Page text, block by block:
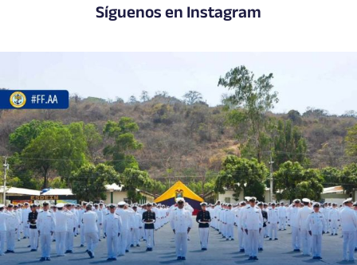
Síguenos en Instagram